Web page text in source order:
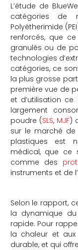
L’étude de
catégories de
Polyétherimide
renforcés, que
granulés ou de
technologies
catégories, ce
la plus grosse
première vue de
et d’utilisation
largement
poudre (SLS, MJF)
sur le marché
plastiques est
médical, que ce
comme des
instruments et de
Selon le rapport,
la dynamique
rapide. Pour
la chaleur et
durable, et qui